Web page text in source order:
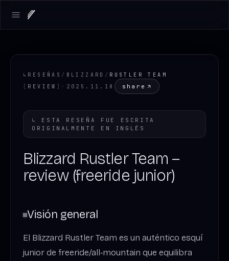
Open main menu
↳ RESEÑAS / BLIZZARD / RUSTLER TEAM
[ REVIEW ] · 2025.11.18 share
↳ ESTA RESEÑA FUE ESCRITA
ORIGINALMENTE EN
INGLÉS
Blizzard Rustler Team –
review (freeride junior)
Visión general
El Blizzard Rustler Team es un auténtico esquí
junior de freeride/all‑mountain que equilibra